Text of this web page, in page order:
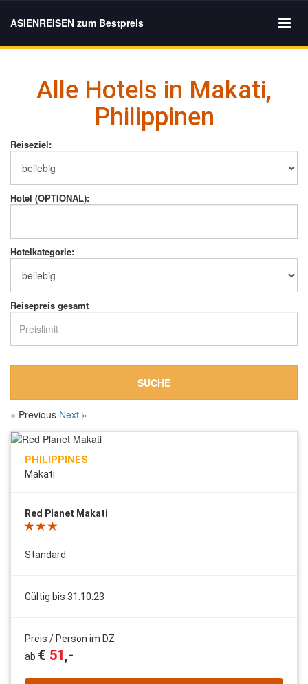
ASIENREISEN zum Bestpreis
Alle Hotels in Makati,
Philippinen
Reiseziel:
Hotel (OPTIONAL):
Hotelkategorie:
Reisepreis gesamt
SUCHE
« Previous Next »
PHILIPPINES
Makati
Red Planet Makati
Standard
Gültig bis 31.10.23
Preis / Person im DZ
ab € 51,-